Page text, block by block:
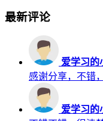
最新评论
爱学习的
感谢分享，不错
爱学习的